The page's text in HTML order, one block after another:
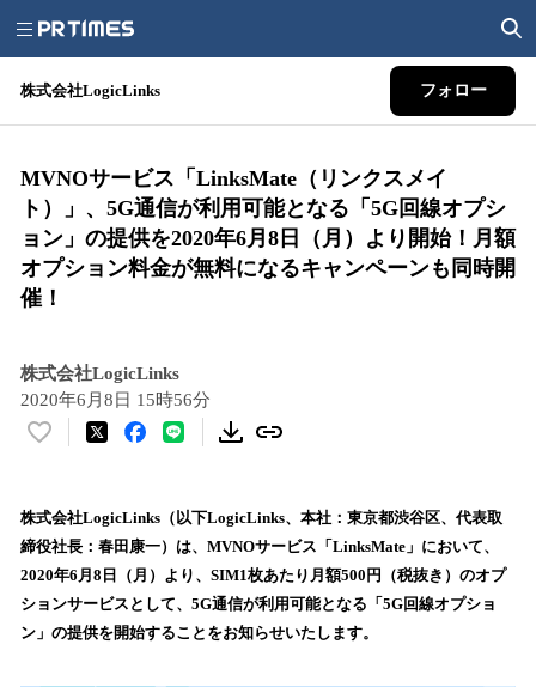
株式会社LogicLinks フォロー
MVNOサービス「LinksMate（リンクスメイ
ト）」、5G通信が利用可能となる「5G回線オプシ
ョン」の提供を2020年6月8日（月）より開始！月額
オプション料金が無料になるキャンペーンも同時開
催！
株式会社LogicLinks
2020年6月8日 15時56分
い
！
数
を
読
込
株式会社LogicLinks（以下LogicLinks、本社：東京都渋谷区、代表取
締役社長：春田康一）は、MVNOサービス「LinksMate」において、
2020年6月8日（月）より、SIM1枚あたり月額500円（税抜き）のオプ
ションサービスとして、5G通信が利用可能となる「5G回線オプショ
ン」の提供を開始することをお知らせいたします。